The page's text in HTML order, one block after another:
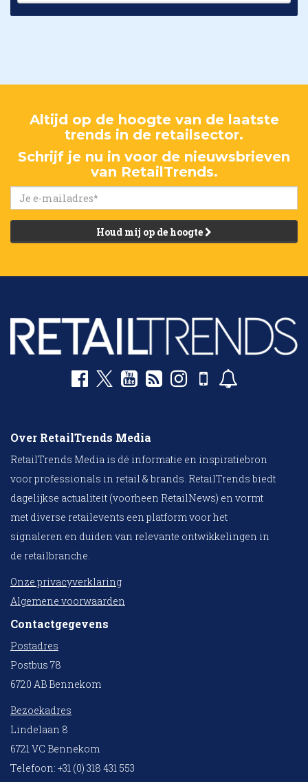
Altijd op de hoogte van de laatste
trends in de retailsector.
Schrijf je nu in voor de nieuwsbrieven
van RetailTrends.
Houd mij op de hoogte
Over RetailTrends Media
RetailTrends Media is dé informatie en inspiratiebron
voor professionals in retail & brands. RetailTrends biedt
dagelijkse actualiteit (voorheen RetailNews) en vormt
met diverse retailevents een platform voor het
signaleren en duiden van relevante ontwikkelingen in
de retailbranche.
Onze privacyverklaring
Algemene voorwaarden
Contactgegevens
Postadres
Postbus 78
6720 AB Bennekom
Bezoekadres
Lindelaan 8
6721 VC Bennekom
Telefoon: +31 (0) 318 431 553